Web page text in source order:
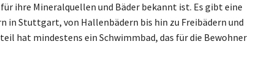
ihre Mineralquellen und Bäder bekannt ist. Es gibt eine
in Stuttgart, von Hallenbädern bis hin zu Freibädern und
hat mindestens ein Schwimmbad, das für die Bewohner